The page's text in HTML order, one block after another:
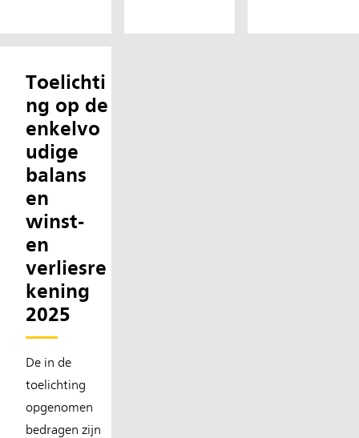
Toelichti
ng op de
enkelvo
udige
balans
en
winst-
en
verliesre
kening
2025
De in de
toelichting
opgenomen
bedragen zijn